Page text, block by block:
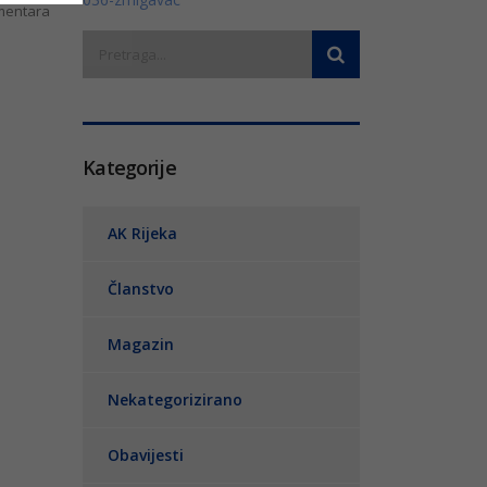
Kategorije
AK Rijeka
Članstvo
Magazin
Nekategorizirano
Obavijesti